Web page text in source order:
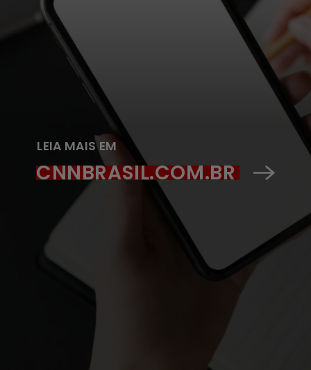
LEIA MAIS EM
CNNBRASIL.COM.BR